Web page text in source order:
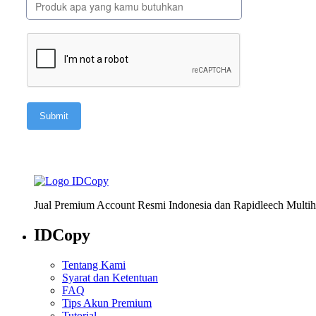
Jual Premium Account Resmi Indonesia dan Rapidleech
IDCopy
Tentang Kami
Syarat dan Ketentuan
FAQ
Tips Akun Premium